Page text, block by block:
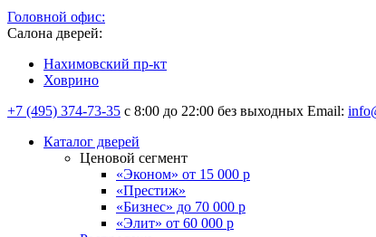
Головной офис:
Салона дверей:
Нахимовский пр-кт
Ховрино
+7 (495) 374-73-35 с 8:00 до 22:00 без выходных Email:
Каталог дверей
Ценовой сегмент
«Эконом» от 15 000 р
«Престиж»
«Бизнес» до 70 000 р
«Элит» от 60 000 р